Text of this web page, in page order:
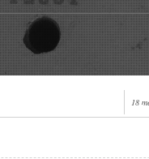
18